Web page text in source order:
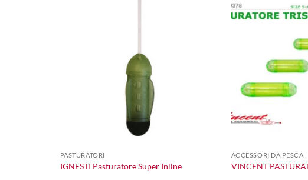
PASTURATORI
IGNESTI Pasturatore Super Inline
ACCESSORI DA PESCA
VINCENT